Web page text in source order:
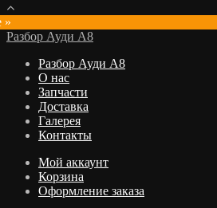
»
Разбор Ауди А8
Разбор Ауди А8
О нас
Запчасти
Доставка
Галерея
Контакты
Мой аккаунт
Корзина
Оформление заказа